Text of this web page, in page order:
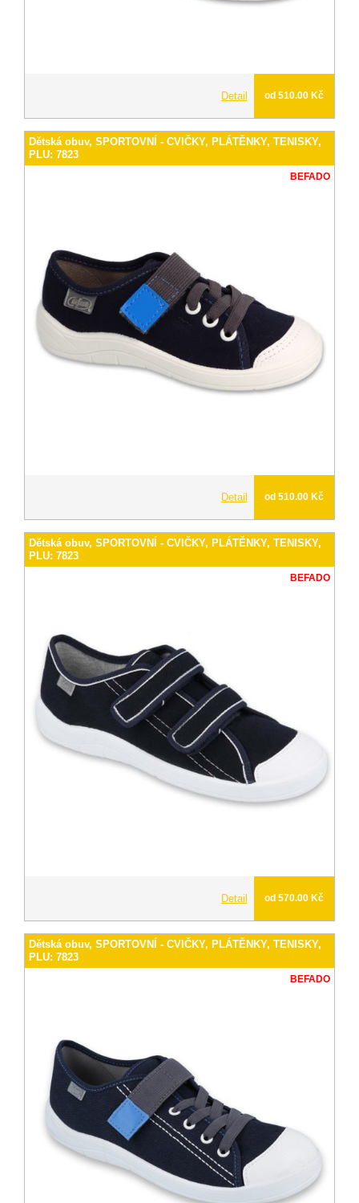
Detail od 510.00 Kč
Dětská obuv, SPORTOVNÍ - CVIČKY, PLÁTĚNKY, TENISKY,
PLU: 7823
BEFADO
Detail od 510.00 Kč
Dětská obuv, SPORTOVNÍ - CVIČKY, PLÁTĚNKY, TENISKY,
PLU: 7823
BEFADO
Detail od 570.00 Kč
Dětská obuv, SPORTOVNÍ - CVIČKY, PLÁTĚNKY, TENISKY,
PLU: 7823
BEFADO